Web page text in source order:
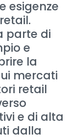
esigenze
parte di
e
la
mercati
retail
e di alta
dalla